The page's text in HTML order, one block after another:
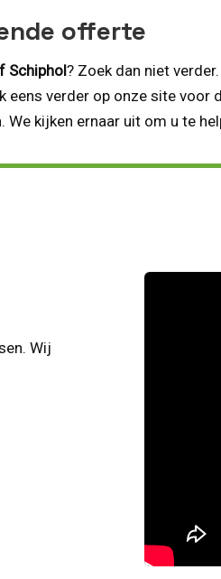
offerte
Schiphol? Zoek dan niet
eens verder op onze site
We kijken ernaar uit om u te
Wij